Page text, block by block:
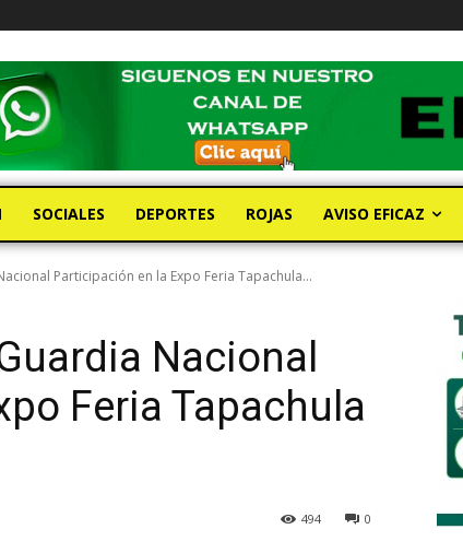
SOCIALES DEPORTES ROJAS AVISO EFICAZ
Participación en la Expo Feria Tapachula...
Nacional
Feria Tapachula
0
494